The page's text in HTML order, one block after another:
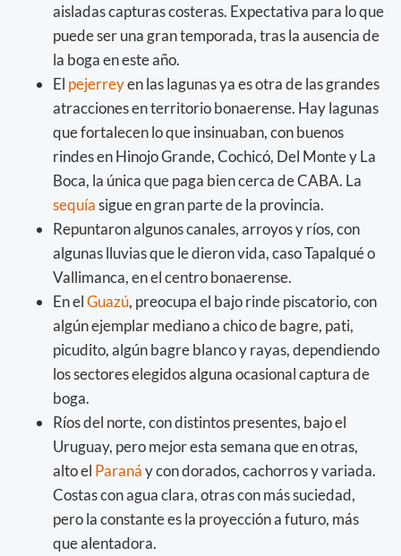
aisladas capturas costeras. Expectativa para lo que
puede ser una gran temporada, tras la ausencia de
la boga en este año.
El pejerreyen las lagunas ya es otra de las grandes
atracciones en territorio bonaerense. Hay lagunas
que fortalecen lo que insinuaban, con buenos
rindes en Hinojo Grande, Cochicó, Del Monte y La
Boca, la única que paga bien cerca de CABA. La
sequíasigue en gran parte de la provincia.
Repuntaron algunos canales, arroyos y ríos, con
algunas lluvias que le dieron vida, caso Tapalqué o
Vallimanca, en el centro bonaerense.
En elGuazú, preocupa el bajo rinde piscatorio, con
algún ejemplar mediano a chico de bagre, pati,
picudito, algún bagre blanco y rayas, dependiendo
los sectores elegidos alguna ocasional captura de
boga.
Ríos del norte, con distintos presentes, bajo el
Uruguay, pero mejor esta semana que en otras,
alto el Paranáy con dorados, cachorros y variada.
Costas con agua clara, otras con más suciedad,
pero la constante es la proyección a futuro, más
que alentadora.